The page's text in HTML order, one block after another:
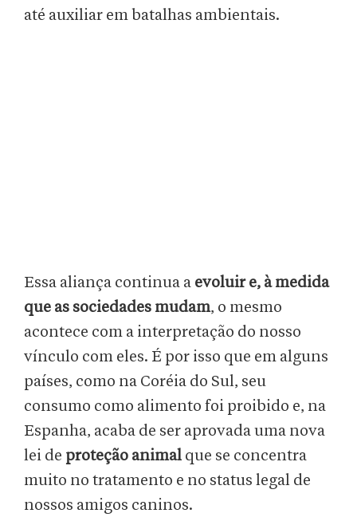
até auxiliar em batalhas ambientais.
Essa aliança continua a evoluir e, à medida
que as sociedades mudam, o mesmo
acontece com a interpretação do nosso
vínculo com eles. É por isso que em alguns
países, como na Coréia do Sul, seu
consumo como alimento foi proibido e, na
Espanha, acaba de ser aprovada uma nova
lei de proteção animal que se concentra
muito no tratamento e no status legal de
nossos amigos caninos.